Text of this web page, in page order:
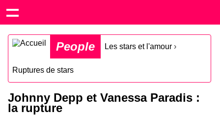
People Les stars et l'amour ›
Ruptures de stars
Johnny Depp et Vanessa Paradis :
la rupture